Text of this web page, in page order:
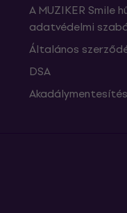
A MUZIKER Smile
adatvédelmi
Általános
DSA